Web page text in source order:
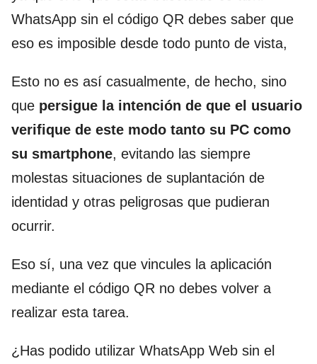
WhatsApp sin el código QR debes saber que
eso es imposible desde todo punto de vista,
Esto no es así casualmente, de hecho, sino
que persigue la intención de que el usuario
verifique de este modo tanto su PC como
su smartphone, evitando las siempre
molestas situaciones de suplantación de
identidad y otras peligrosas que pudieran
ocurrir.
Eso sí, una vez que vincules la aplicación
mediante el código QR no debes volver a
realizar esta tarea.
¿Has podido utilizar WhatsApp Web sin el